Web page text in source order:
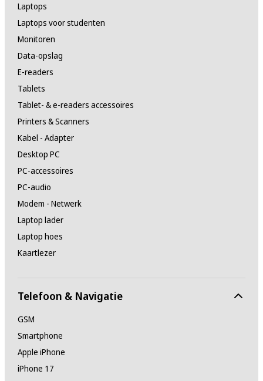
Laptops
Laptops voor studenten
Monitoren
Data-opslag
E-readers
Tablets
Tablet- & e-readers accessoires
Printers & Scanners
Kabel - Adapter
Desktop PC
PC-accessoires
PC-audio
Modem - Netwerk
Laptop lader
Laptop hoes
Kaartlezer
Telefoon & Navigatie
GSM
Smartphone
Apple iPhone
iPhone 17